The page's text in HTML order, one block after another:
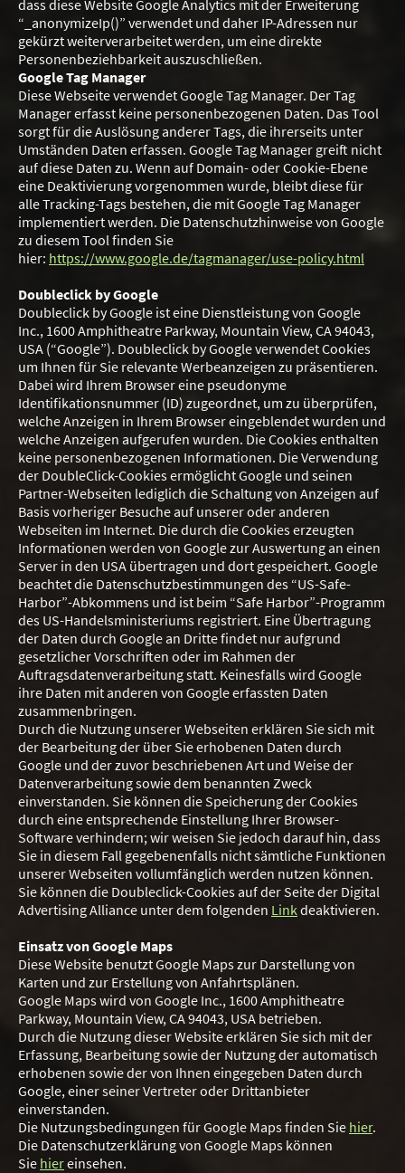
dass diese Website Google Analytics mit der Erweiterung
“_anonymizeIp()” verwendet und daher IP-Adressen nur
gekürzt weiterverarbeitet werden, um eine direkte
Personenbeziehbarkeit auszuschließen.
Google Tag Manager
Diese Webseite verwendet Google Tag Manager. Der Tag
Manager erfasst keine personenbezogenen Daten. Das Tool
sorgt für die Auslösung anderer Tags, die ihrerseits unter
Umständen Daten erfassen. Google Tag Manager greift nicht
auf diese Daten zu. Wenn auf Domain- oder Cookie-Ebene
eine Deaktivierung vorgenommen wurde, bleibt diese für
alle Tracking-Tags bestehen, die mit Google Tag Manager
implementiert werden. Die Datenschutzhinweise von Google
zu diesem Tool finden Sie
hier: https://www.google.de/tagmanager/use-policy.html
Doubleclick by Google
Doubleclick by Google ist eine Dienstleistung von Google
Inc., 1600 Amphitheatre Parkway, Mountain View, CA 94043,
USA (“Google”). Doubleclick by Google verwendet Cookies
um Ihnen für Sie relevante Werbeanzeigen zu präsentieren.
Dabei wird Ihrem Browser eine pseudonyme
Identifikationsnummer (ID) zugeordnet, um zu überprüfen,
welche Anzeigen in Ihrem Browser eingeblendet wurden und
welche Anzeigen aufgerufen wurden. Die Cookies enthalten
keine personenbezogenen Informationen. Die Verwendung
der DoubleClick-Cookies ermöglicht Google und seinen
Partner-Webseiten lediglich die Schaltung von Anzeigen auf
Basis vorheriger Besuche auf unserer oder anderen
Webseiten im Internet. Die durch die Cookies erzeugten
Informationen werden von Google zur Auswertung an einen
Server in den USA übertragen und dort gespeichert. Google
beachtet die Datenschutzbestimmungen des “US-Safe-
Harbor”-Abkommens und ist beim “Safe Harbor”-Programm
des US-Handelsministeriums registriert. Eine Übertragung
der Daten durch Google an Dritte findet nur aufgrund
gesetzlicher Vorschriften oder im Rahmen der
Auftragsdatenverarbeitung statt. Keinesfalls wird Google
ihre Daten mit anderen von Google erfassten Daten
zusammenbringen.
Durch die Nutzung unserer Webseiten erklären Sie sich mit
der Bearbeitung der über Sie erhobenen Daten durch
Google und der zuvor beschriebenen Art und Weise der
Datenverarbeitung sowie dem benannten Zweck
einverstanden. Sie können die Speicherung der Cookies
durch eine entsprechende Einstellung Ihrer Browser-
Software verhindern; wir weisen Sie jedoch darauf hin, dass
Sie in diesem Fall gegebenenfalls nicht sämtliche Funktionen
unserer Webseiten vollumfänglich werden nutzen können.
Sie können die Doubleclick-Cookies auf der Seite der Digital
Advertising Alliance unter dem folgenden Linkdeaktivieren.
Einsatz von Google Maps
Diese Website benutzt Google Maps zur Darstellung von
Karten und zur Erstellung von Anfahrtsplänen.
Google Maps wird von Google Inc., 1600 Amphitheatre
Parkway, Mountain View, CA 94043, USA betrieben.
Durch die Nutzung dieser Website erklären Sie sich mit der
Erfassung, Bearbeitung sowie der Nutzung der automatisch
erhobenen sowie der von Ihnen eingegeben Daten durch
Google, einer seiner Vertreter oder Drittanbieter
einverstanden.
Die Nutzungsbedingungen für Google Maps finden Sie hier.
Die Datenschutzerklärung von Google Maps können
Sie hiereinsehen.